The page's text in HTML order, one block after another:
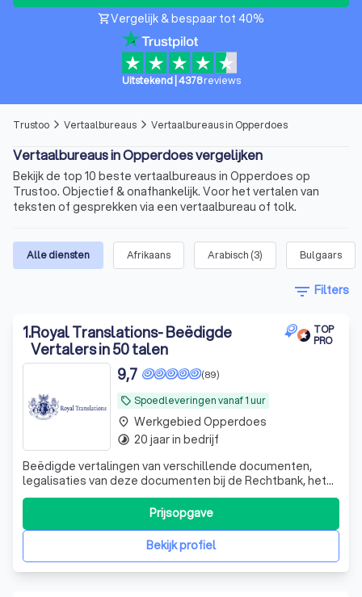
shopping_cartVergelijk & bespaar tot 40%
Uitstekend| 4378 reviews
Trustoo arrow_forward_ios Vertaalbureaus arrow_forward_ios Vertaalbureaus in Opperdoes
Vertaalbureaus in Opperdoes vergelijken
Bekijk de top 10 beste vertaalbureaus in Opperdoes op
Trustoo. Objectief & onafhankelijk. Voor het vertalen van
teksten of gesprekken via een vertaalbureau of tolk.
Alle diensten Afrikaans Arabisch (3) Bulgaars
filter_list Filters
1.Royal Translations- Beëdigde
Vertalers in 50 talen
TOP
PRO
local_offer Spoedleveringen vanaf 1 uur
(89)
9,7
Beëdigde vertalingen van verschillende documenten,
legalisaties van deze documenten bij de Rechtbank, het
Ministerie van Buitenlandse Zaken en verschillende
ambassades, legalisatie bij DUO
Bekijk profiel
Prijsopgave
place Werkgebied Opperdoes
timelapse 20 jaar in bedrijf